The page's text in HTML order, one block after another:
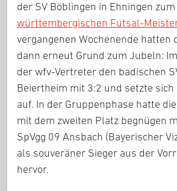
der SV Böblingen in Ehningen zum
württembergischen Futsal-
vergangenen Wochenende hatten
dann erneut Grund zum Jubeln:
der wfv-Vertreter den badischen
Beiertheim mit 3:2 und setzte sich
auf. In der Gruppenphase hatte
mit dem zweiten Platz begnügen
SpVgg 09 Ansbach (Bayerischer
als souveräner Sieger aus der
hervor.